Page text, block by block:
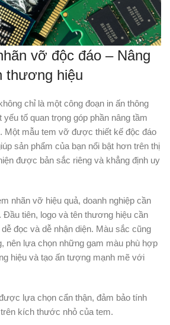
vỡ độc đáo – Nâng
thương hiệu
chỉ là một công đoạn in ấn thông
tố quan trọng góp phần nâng tầm
Một mẫu tem vỡ được thiết kế độc đáo
sản phẩm của bạn nổi bật hơn trên thị
được bản sắc riêng và khẳng định uy
nhãn vỡ hiệu quả, doanh nghiệp cần
Đầu tiên, logo và tên thương hiệu cần
đọc và dễ nhận diện. Màu sắc cũng
nên lựa chọn những gam màu phù hợp
hiệu và tạo ấn tượng mạnh mẽ với
lựa chọn cẩn thận, đảm bảo tính
kích thước nhỏ của tem.